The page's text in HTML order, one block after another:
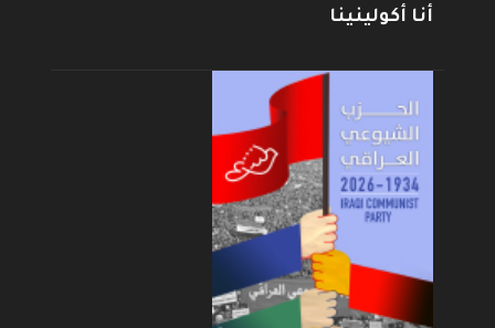
أنا أكولينينا